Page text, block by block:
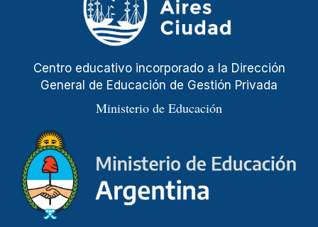
Centro educativo incorporado a la Dirección
General de Educación de Gestión Privada
Ministerio de Educación